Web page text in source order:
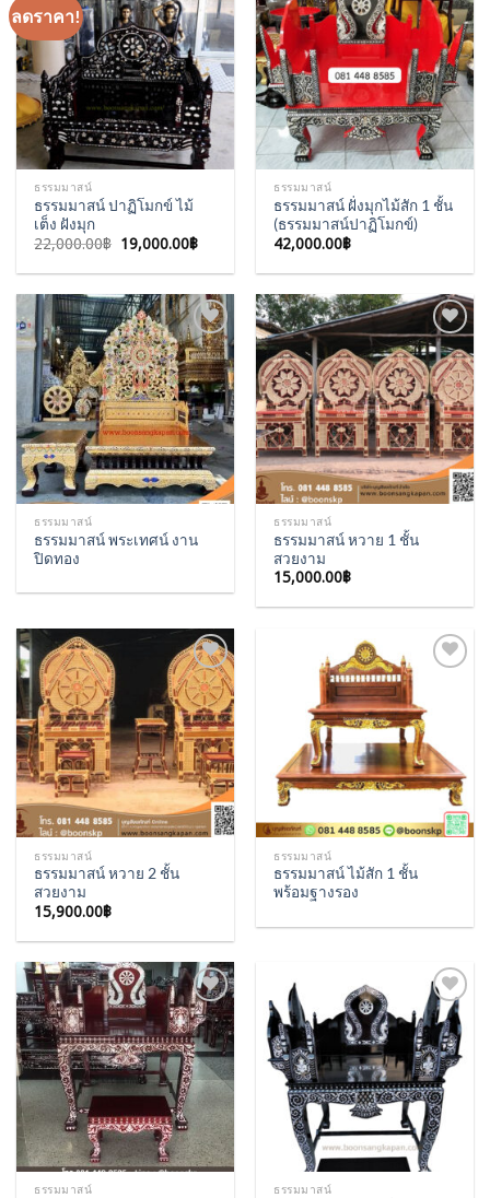
ลดราคา!
Add to
Wishlist
ธรรมมาสน์
ธรรมมาสน์ ปาฏิโมกข์ ไม้
เต็ง ฝังมุก
22,000.00฿ Original
price
was:
19,000.00฿Current
is:
Add to
Wishlist
ธรรมมาสน์
ธรรมมาสน์ ฝั่งมุกไม้สัก 1 ชั้น
(ธรรมมาสน์ปาฏิโมกข์)
42,000.00฿
Add to
Wishlist
ธรรมมาสน์
ธรรมมาสน์ พระเทศน์ งาน
ปิดทอง
Add to
Wishlist
ธรรมมาสน์
ธรรมมาสน์ หวาย 1 ชั้น
สวยงาม
15,000.00฿
Add to
Wishlist
ธรรมมาสน์
ธรรมมาสน์ หวาย 2 ชั้น
สวยงาม
15,900.00฿
ธรรมมาสน์
ธรรมมาสน์ ไม้สัก 1 ชั้น
พร้อมฐางรอง
Add to
Wishlist
ธรรมมาสน์
Add to
Wishlist
ธรรมมาสน์